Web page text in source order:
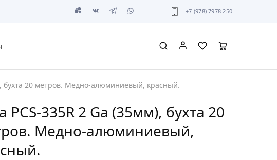
+7 (978) 7978 250
бухта 20 метров. Медно-алюминиевый, красный.
PCS-335R 2 Ga (35мм), бухта 20
Медно-алюминиевый,